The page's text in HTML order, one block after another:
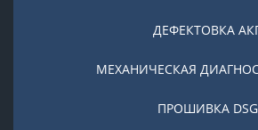
ДЕФЕКТОВКА
МЕХАНИЧЕСКАЯ
ПРОШИВКА